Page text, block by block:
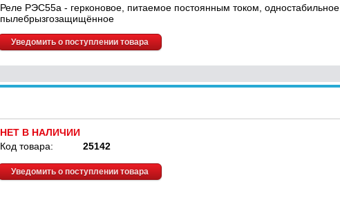
Реле РЭС55а - герконовое, питаемое постоянным током, одностабильное,
пылебрызгозащищённое
Уведомить о поступлении товара
НЕТ В НАЛИЧИИ
Код товара:
25142
Уведомить о поступлении товара